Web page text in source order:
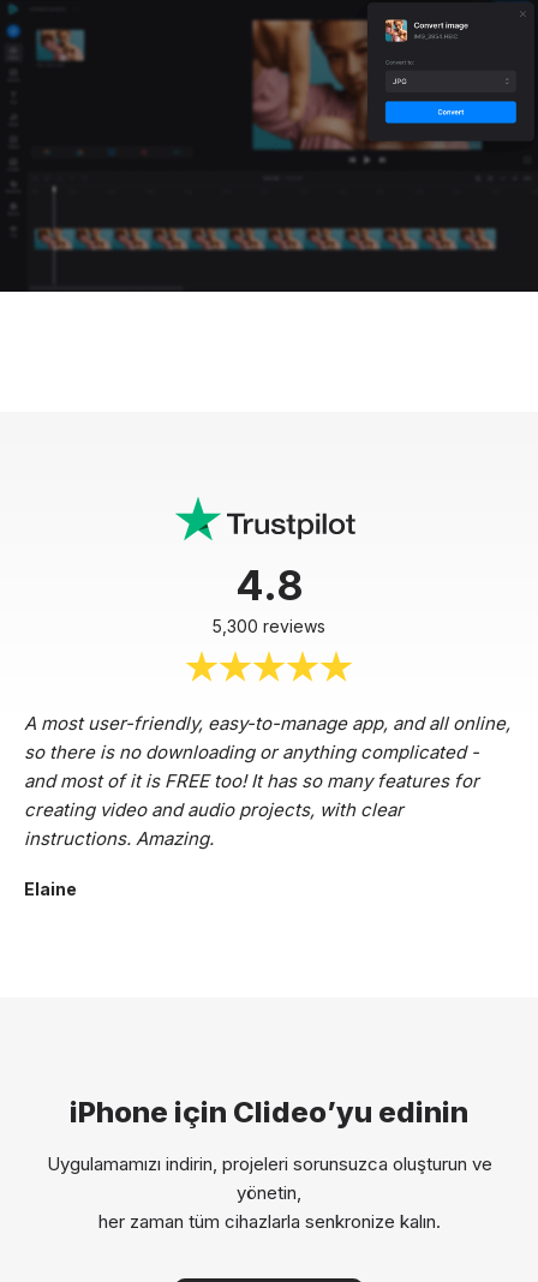
4.8
5,300 reviews
A most user-friendly, easy-to-manage app, and all online,
so there is no downloading or anything complicated -
and most of it is FREE too! It has so many features for
creating video and audio projects, with clear
instructions. Amazing.
Elaine
iPhone için Clideo’yu edinin
Uygulamamızı indirin, projeleri sorunsuzca oluşturun ve
yönetin,
her zaman tüm cihazlarla senkronize kalın.